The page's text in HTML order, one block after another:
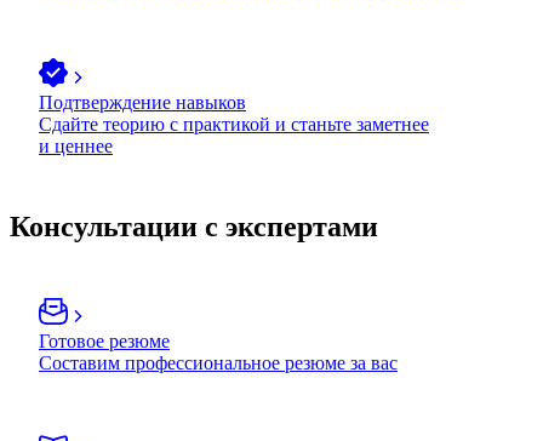
Подтверждение навыков
Сдайте теорию с практикой и станьте заметнее
и ценнее
Консультации с экспертами
Готовое резюме
Составим профессиональное резюме за вас